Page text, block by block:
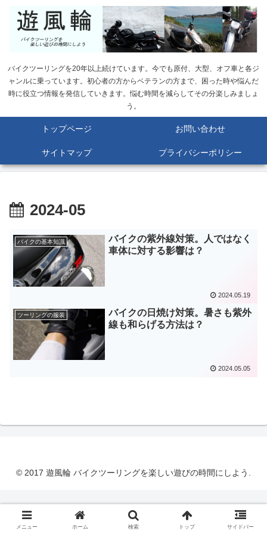
バイクツーリングを20年以上続けています。今でも原付、大型、オフ車と各ジ
ャンルに乗っています。初心者の方からベテランの方まで、困った時や悩んだ
時に役立つ情報を発信していきます。悩む時間を減らしてその分楽しみましょ
う。
トップページ お問い合わせ
サイトマップ プライバシーポリシー
2024-05
バイクの基本知識
バイクの紫外線対策。人ではなく
車体に対する影響は？
2024.05.19
ツーリングの服装
バイクの日焼け対策。暑さも紫外
線も和らげる方法は？
2024.05.05
© 2017 遊風輪 バイクツーリングを楽しい遊びの時間にしよう.
メニュー ホーム 検索 トップ サイドバー